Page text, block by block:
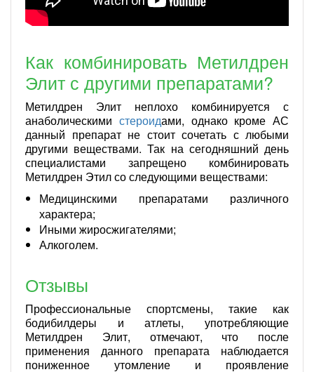
Как комбинировать Метилдрен
Элит с другими препаратами?
Метилдрен Элит неплохо комбинируется с
анаболическими стероидами, однако кроме АС
данный препарат не стоит сочетать с любыми
другими веществами. Так на сегодняшний день
специалистами запрещено комбинировать
Метилдрен Этил со следующими веществами:
Медицинскими препаратами различного
характера;
Иными жиросжигателями;
Алкоголем.
Отзывы
Профессиональные спортсмены, такие как
бодибилдеры и атлеты, употребляющие
Метилдрен Элит, отмечают, что после
применения данного препарата наблюдается
пониженное утомление и проявление